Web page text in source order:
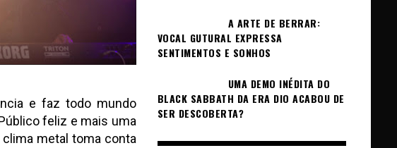
e faz todo mundo
feliz e mais uma
clima metal toma conta
A ARTE DE BERRAR:
VOCAL GUTURAL EXPRESSA
SENTIMENTOS E SONHOS
UMA DEMO INÉDITA DO
BLACK SABBATH DA ERA DIO ACABOU DE
SER DESCOBERTA?